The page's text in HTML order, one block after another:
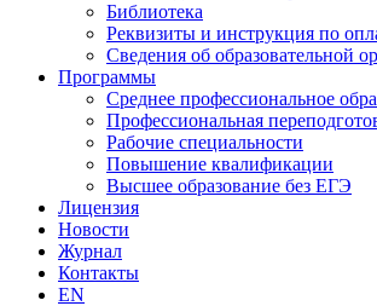
Библиотека
Реквизиты и инструкция по
Сведения об образовательной
Программы
Среднее профессиональное
Профессиональная
Рабочие специальности
Повышение квалификации
Высшее образование без ЕГЭ
Лицензия
Новости
Журнал
Контакты
EN